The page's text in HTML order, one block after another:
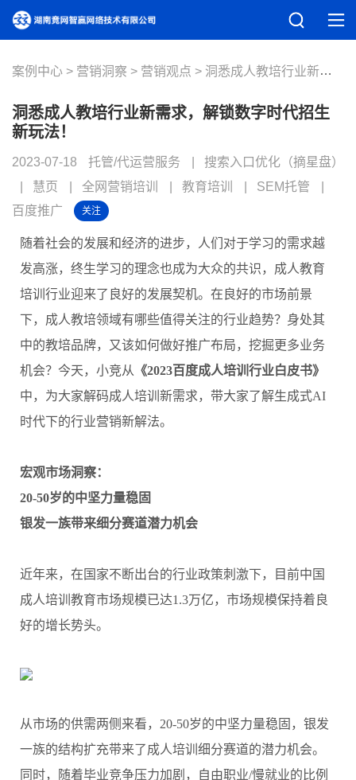
案例中心 营销洞察 营销观点 洞悉成人教培行业新需求，解锁数字时代招生新玩法！
洞悉成人教培行业新需求，解锁数字时代招生
新玩法！
2023-07-18 托管/代运营服务
搜索入口优化（摘星盘）
慧页
全网营销培训 教育培训
SEM托管
百度推广
关注
随着社会的发展和经济的进步，人们对于学习的需求越
发高涨，终生学习的理念也成为大众的共识，成人教育
培训行业迎来了良好的发展契机。在良好的市场前景
下，成人教培领域有哪些值得关注的行业趋势？身处其
中的教培品牌，又该如何做好推广布局，挖掘更多业务
机会？今天，小竞从 《2023百度成人培训行业白皮书》
中，为大家解码成人培训新需求，带大家了解生成式AI
时代下的行业营销新解法。
宏观市场洞察：
20-50岁的中坚力量稳固
银发一族带来细分赛道潜力机会
近年来，在国家不断出台的行业政策刺激下，目前中国
成人培训教育市场规模已达1.3万亿，市场规模保持着良
好的增长势头。
从市场的供需两侧来看，20-50岁的中坚力量稳固，银发
一族的结构扩充带来了成人培训细分赛道的潜力机会。
同时，随着毕业竞争压力加剧，自由职业/慢就业的比例